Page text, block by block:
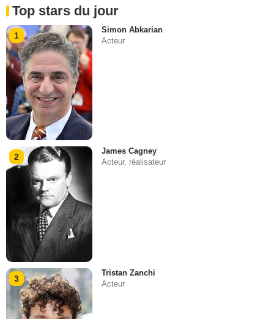
Top stars du jour
1
Simon Abkarian
Acteur
2
James Cagney
Acteur, réalisateur
3
Tristan Zanchi
Acteur